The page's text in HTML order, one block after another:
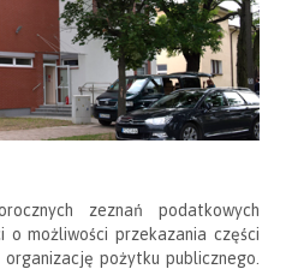
zeznań podatkowych
o możliwości przekazania części
pożytku publicznego.